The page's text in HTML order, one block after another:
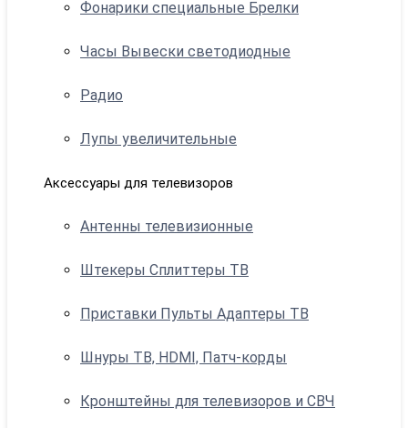
Фонарики специальные Брелки
Часы Вывески светодиодные
Радио
Лупы увеличительные
Аксессуары для телевизоров
Антенны телевизионные
Штекеры Сплиттеры ТВ
Приставки Пульты Адаптеры ТВ
Шнуры ТВ, HDMI, Патч-корды
Кронштейны для телевизоров и СВЧ